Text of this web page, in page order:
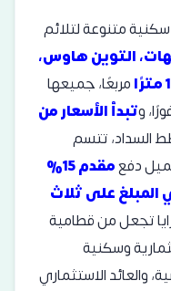
متنوعة لتلائم
التوين هاوس،
مربعًا، جميعها
وتبدأ الأسعار من
السداد، تتسم
دفع
مقدم 15%
على ثلاث
تجعل من قطامية
وسكنية
والعائد الاستثماري